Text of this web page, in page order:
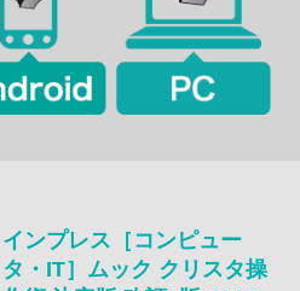
インプレス［コンピュー
タ・IT］ムック クリスタ操